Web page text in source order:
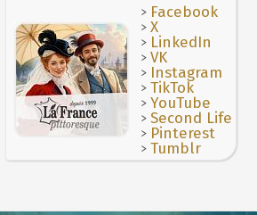
> Facebook
>X
> LinkedIn
>VK
> Instagram
>TikTok
>YouTube
>Second Life
> Pinterest
>Tumblr